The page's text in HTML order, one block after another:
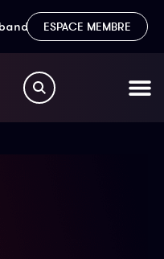
ESPACE MEMBRE